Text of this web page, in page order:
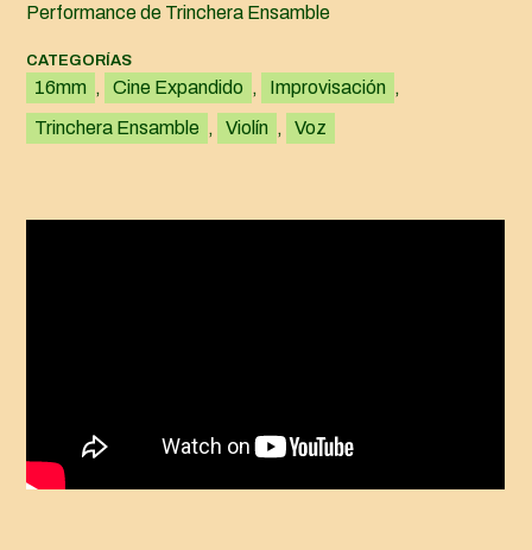
Performance de Trinchera Ensamble
CATEGORÍAS
16mm , Cine Expandido , Improvisación ,
Trinchera Ensamble , Violín , Voz